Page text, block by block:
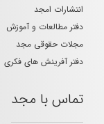
انتشارات امجد
دفتر مطالعات و آموزش
مجلات حقوقی مجد
دفتر آفرینش های فکری
تماس با مجد